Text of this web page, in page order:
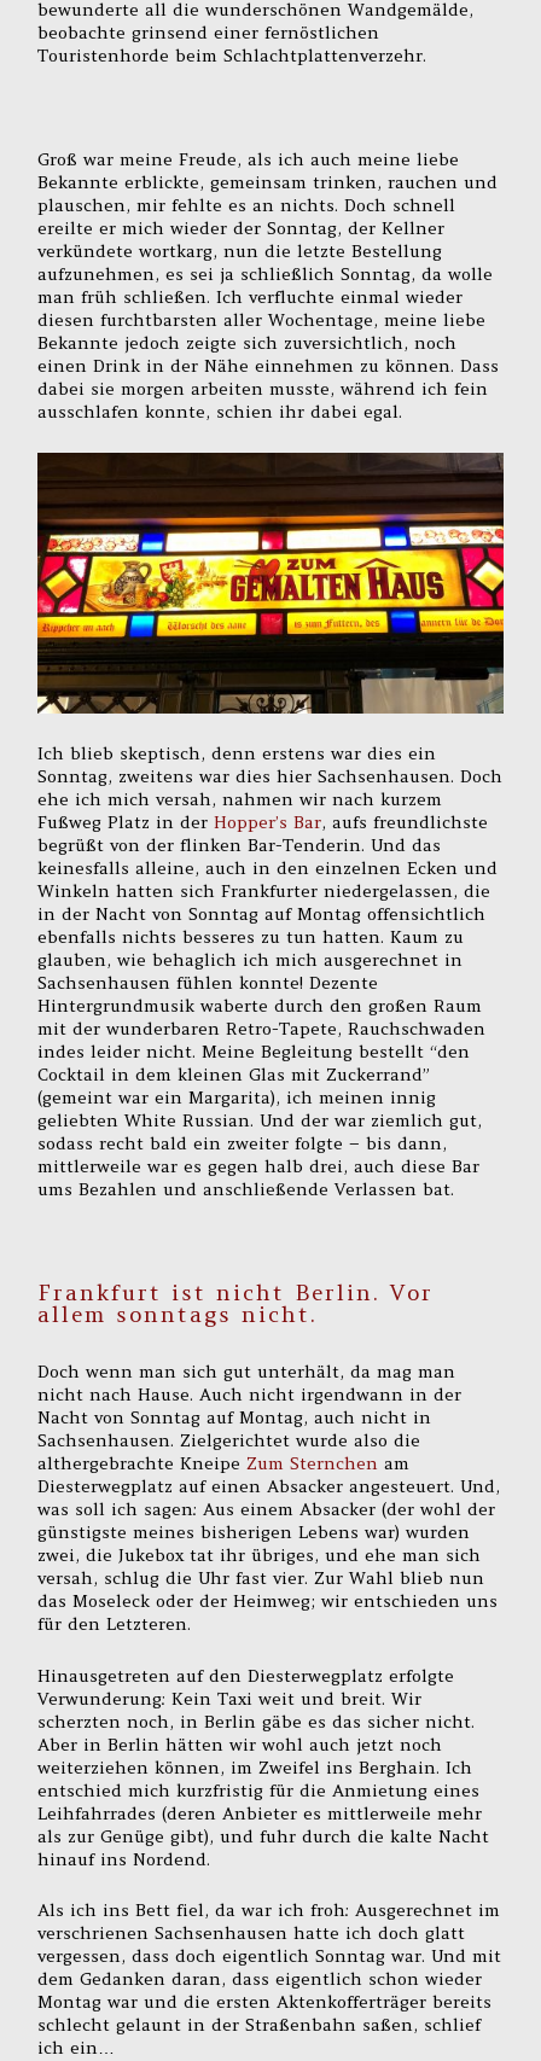
bewunderte all die wunderschönen Wandgemälde,
beobachte grinsend einer fernöstlichen
Touristenhorde beim Schlachtplattenverzehr.
Groß war meine Freude, als ich auch meine liebe
Bekannte erblickte, gemeinsam trinken, rauchen und
plauschen, mir fehlte es an nichts. Doch schnell
ereilte er mich wieder der Sonntag, der Kellner
verkündete wortkarg, nun die letzte Bestellung
aufzunehmen, es sei ja schließlich Sonntag, da wolle
man früh schließen. Ich verfluchte einmal wieder
diesen furchtbarsten aller Wochentage, meine liebe
Bekannte jedoch zeigte sich zuversichtlich, noch
einen Drink in der Nähe einnehmen zu können. Dass
dabei sie morgen arbeiten musste, während ich fein
ausschlafen konnte, schien ihr dabei egal.
Ich blieb skeptisch, denn erstens war dies ein
Sonntag, zweitens war dies hier Sachsenhausen. Doch
ehe ich mich versah, nahmen wir nach kurzem
Fußweg Platz in der Hopper’s Bar, aufs freundlichste
begrüßt von der flinken Bar-Tenderin. Und das
keinesfalls alleine, auch in den einzelnen Ecken und
Winkeln hatten sich Frankfurter niedergelassen, die
in der Nacht von Sonntag auf Montag offensichtlich
ebenfalls nichts besseres zu tun hatten. Kaum zu
glauben, wie behaglich ich mich ausgerechnet in
Sachsenhausen fühlen konnte! Dezente
Hintergrundmusik waberte durch den großen Raum
mit der wunderbaren Retro-Tapete, Rauchschwaden
indes leider nicht. Meine Begleitung bestellt “den
Cocktail in dem kleinen Glas mit Zuckerrand”
(gemeint war ein Margarita), ich meinen innig
geliebten White Russian. Und der war ziemlich gut,
sodass recht bald ein zweiter folgte – bis dann,
mittlerweile war es gegen halb drei, auch diese Bar
ums Bezahlen und anschließende Verlassen bat.
Frankfurt ist nicht Berlin. Vor
allem sonntags nicht.
Doch wenn man sich gut unterhält, da mag man
nicht nach Hause. Auch nicht irgendwann in der
Nacht von Sonntag auf Montag, auch nicht in
Sachsenhausen. Zielgerichtet wurde also die
althergebrachte KneipeZum Sternchen am
Diesterwegplatz auf einen Absacker angesteuert. Und,
was soll ich sagen: Aus einem Absacker (der wohl der
günstigste meines bisherigen Lebens war) wurden
zwei, die Jukebox tat ihr übriges, und ehe man sich
versah, schlug die Uhr fast vier. Zur Wahl blieb nun
das Moseleck oder der Heimweg; wir entschieden uns
für den Letzteren.
Hinausgetreten auf den Diesterwegplatz erfolgte
Verwunderung: Kein Taxi weit und breit. Wir
scherzten noch, in Berlin gäbe es das sicher nicht.
Aber in Berlin hätten wir wohl auch jetzt noch
weiterziehen können, im Zweifel ins Berghain. Ich
entschied mich kurzfristig für die Anmietung eines
Leihfahrrades (deren Anbieter es mittlerweile mehr
als zur Genüge gibt), und fuhr durch die kalte Nacht
hinauf ins Nordend.
Als ich ins Bett fiel, da war ich froh: Ausgerechnet im
verschrienen Sachsenhausen hatte ich doch glatt
vergessen, dass doch eigentlich Sonntag war. Und mit
dem Gedanken daran, dass eigentlich schon wieder
Montag war und die ersten Aktenkofferträger bereits
schlecht gelaunt in der Straßenbahn saßen, schlief
ich ein…